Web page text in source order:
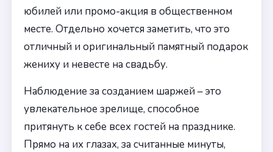
юбилей или промо-акция в общественном
месте. Отдельно хочется заметить, что это
отличный и оригинальный памятный подарок
жениху и невесте на свадьбу.
Наблюдение за созданием шаржей – это
увлекательное зрелище, способное
притянуть к себе всех гостей на празднике.
Прямо на их глазах, за считанные минуты,